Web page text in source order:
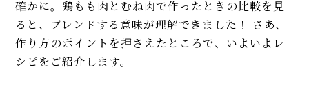
確かに。鶏もも肉とむね肉で作ったときの比較を見
ると、ブレンドする意味が理解できました！ さあ、
作り方のポイントを押さえたところで、いよいよレ
シピをご紹介します。